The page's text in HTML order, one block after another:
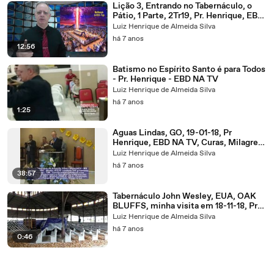
12:56
Lição 3, Entrando no Tabernáculo, o
Pátio, 1 Parte, 2Tr19, Pr. Henrique, EBD
NA TV
Luiz Henrique de Almeida Silva
há 7 anos
1:25
Batismo no Espírito Santo é para Todos
- Pr. Henrique - EBD NA TV
Luiz Henrique de Almeida Silva
há 7 anos
38:57
Aguas Lindas, GO, 19-01-18, Pr
Henrique, EBD NA TV, Curas, Milagres,
Kaytinine
Luiz Henrique de Almeida Silva
há 7 anos
0:46
Tabernáculo John Wesley, EUA, OAK
BLUFFS, minha visita em 18-11-18, Pr
Henrique, EBD NA TV
Luiz Henrique de Almeida Silva
há 7 anos